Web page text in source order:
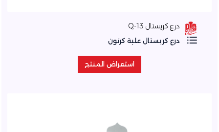
درع كريستال Q-13
درع كريستال علبة كرتون
استعراض المنتج
استعراض المنتج